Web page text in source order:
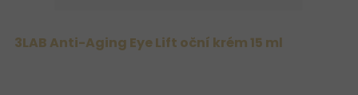
3LAB Anti-Aging Eye Lift oční krém 15 ml